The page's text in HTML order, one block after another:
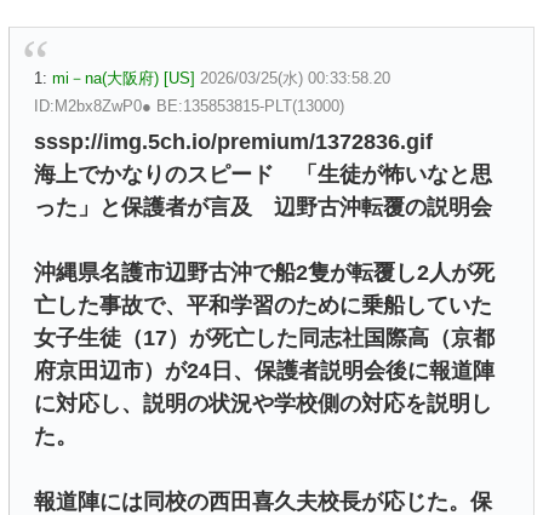
1: mi－na(大阪府) [US] 2026/03/25(水) 00:33:58.20
ID:M2bx8ZwP0● BE:135853815-PLT(13000)
sssp://img.5ch.io/premium/1372836.gif
海上でかなりのスピード 「生徒が怖いなと思
った」と保護者が言及 辺野古沖転覆の説明会
沖縄県名護市辺野古沖で船2隻が転覆し2人が死
亡した事故で、平和学習のために乗船していた
女子生徒（17）が死亡した同志社国際高（京都
府京田辺市）が24日、保護者説明会後に報道陣
に対応し、説明の状況や学校側の対応を説明し
た。
報道陣には同校の西田喜久夫校長が応じた。保